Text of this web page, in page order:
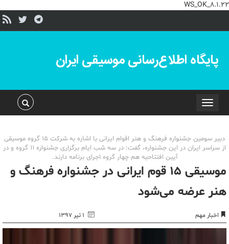
WS_OK_8.1.22
پایگاه اطلاع‌رسانی موسیقی ایران
Toggle
navigation
دبیر سومین جشنواره فرهنگ و هنر اقوام ایرانی با اشاره به شرکت 15 گروه موسیقی
از سراسر ایران در این جشنواره، گفت: در سه شب ایام برگزاری جشنواره 11 گروه و در
آیین افتتاحیه هم چهار گروه اجرای برنامه دارند.
موسیقی ۱۵ قوم ایرانی در جشنواره فرهنگ و
هنر عرضه می‌شود
اخبار مهم ۱ تیر ۱۳۹۷